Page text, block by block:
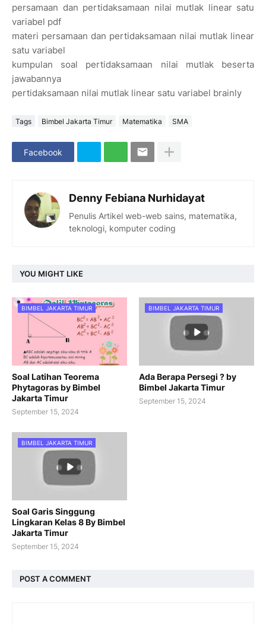
persamaan dan pertidaksamaan nilai mutlak linear satu
variabel pdf
materi persamaan dan pertidaksamaan nilai mutlak linear
satu variabel
kumpulan soal pertidaksamaan nilai mutlak beserta
jawabannya
pertidaksamaan nilai mutlak linear satu variabel brainly
Tags Bimbel Jakarta Timur Matematika SMA
Facebook
Denny Febiana Nurhidayat
Penulis Artikel web-web sains, matematika,
teknologi, komputer coding
YOU MIGHT LIKE
BIMBEL JAKARTA TIMUR
Soal Latihan Teorema
Phytagoras by Bimbel
Jakarta Timur
September 15, 2024
BIMBEL JAKARTA TIMUR
Ada Berapa Persegi ? by
Bimbel Jakarta Timur
September 15, 2024
BIMBEL JAKARTA TIMUR
Soal Garis Singgung
Lingkaran Kelas 8 By Bimbel
Jakarta Timur
September 15, 2024
POST A COMMENT